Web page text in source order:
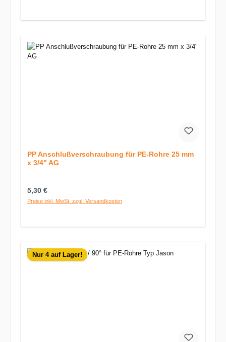
PP Anschlußverschraubung für PE-Rohre 25 mm
x 3/4" AG
Regulärer Preis:
5,30 €
Preise inkl. MwSt. zzgl. Versandkosten
Nur 4 auf Lager!